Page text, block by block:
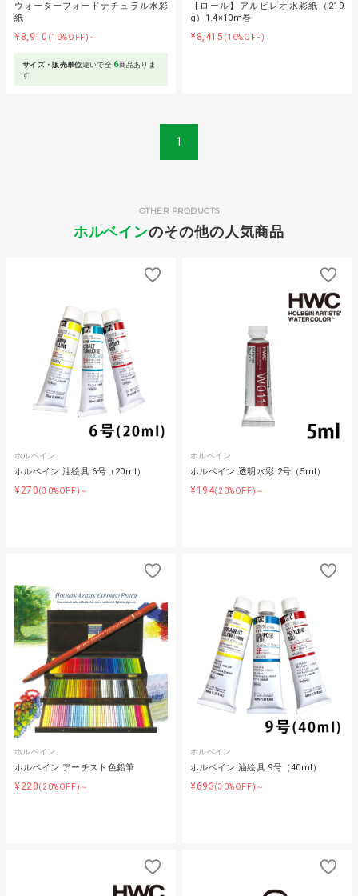
ウォーターフォードナチュラル水彩
紙
¥8,910 (10%OFF)～
サイズ・販売単位違いで全 6商品ありま
す
【ロール】アルビレオ水彩紙（219
g）1.4×10m巻
¥8,415 (10%OFF)
1
ホルベインのその他の人気商品
OTHER PRODUCTS
ホルベイン
ホルベイン 油絵具 6号（20ml）
¥270(30%OFF)～
ホルベイン
ホルベイン 透明水彩 2号（5ml）
¥194(20%OFF)～
ホルベイン
ホルベイン アーチスト色鉛筆
¥220(20%OFF)～
ホルベイン
ホルベイン 油絵具 9号（40ml）
¥693(30%OFF)～